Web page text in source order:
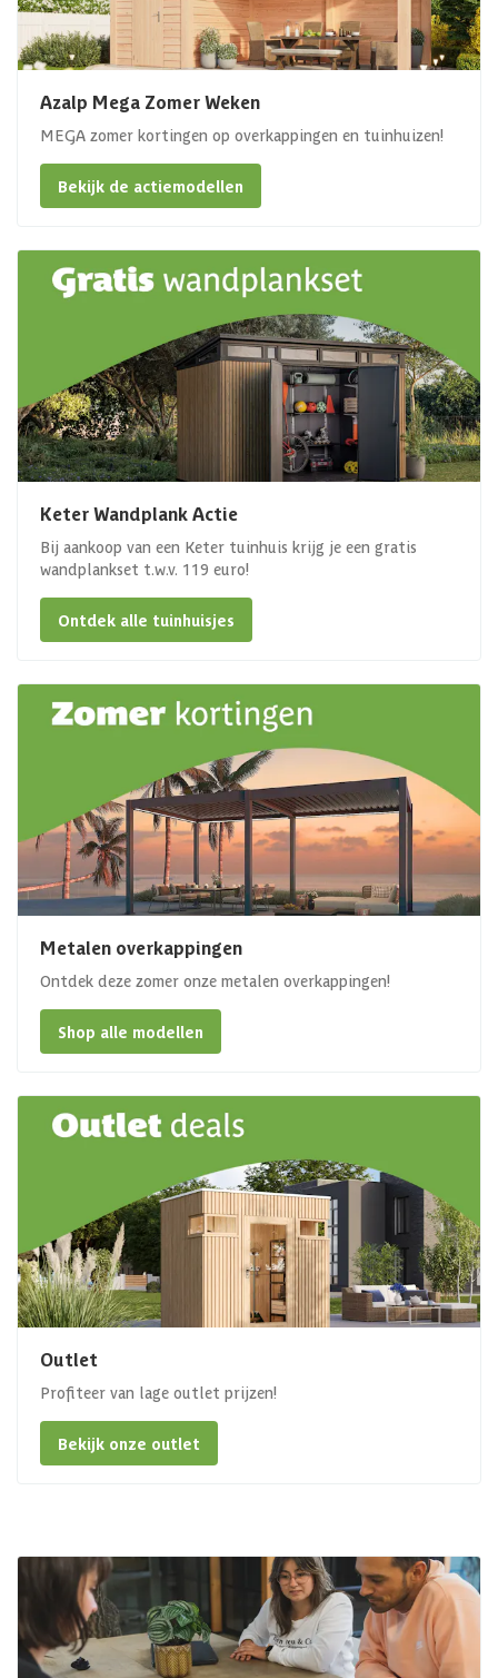
Azalp Mega Zomer Weken
MEGA zomer kortingen op overkappingen en tuinhuizen!
Bekijk de actiemodellen
Keter Wandplank Actie
Bij aankoop van een Keter tuinhuis krijg je een gratis
wandplankset t.w.v. 119 euro!
Ontdek alle tuinhuisjes
Metalen overkappingen
Ontdek deze zomer onze metalen overkappingen!
Shop alle modellen
Outlet
Profiteer van lage outlet prijzen!
Bekijk onze outlet